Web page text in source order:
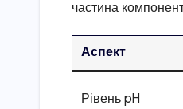
частина
Аспект
Рівень pH